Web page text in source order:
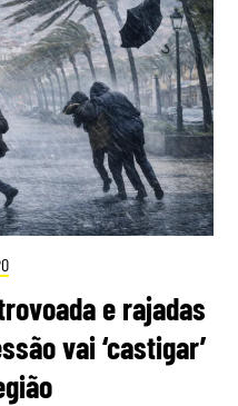
e rajadas
vai ‘castigar’